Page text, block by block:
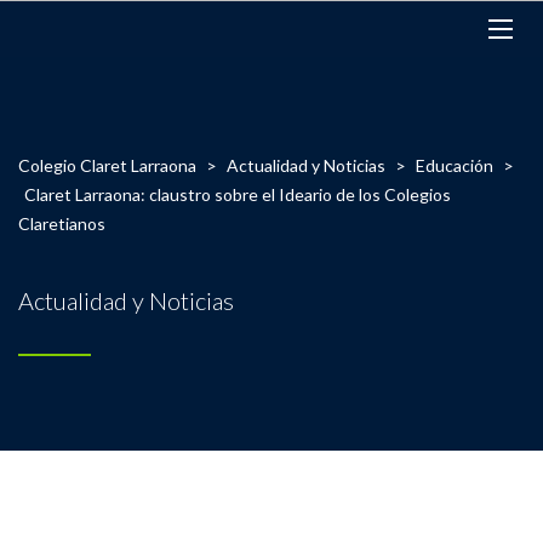
Colegio Claret Larraona > Actualidad y Noticias > Educación
>
Claret Larraona: claustro sobre el Ideario de los Colegios
Claretianos
Actualidad y Noticias